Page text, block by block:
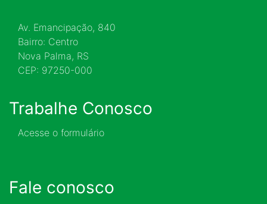
Av. Emancipação, 840
Bairro: Centro
Nova Palma, RS
CEP: 97250-000
Trabalhe Conosco
Acesse o formulário
Fale conosco